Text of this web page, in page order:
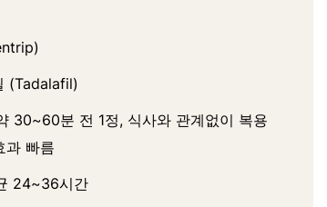
(Tadalafil)
30~60분 전 1정, 식사와 관계없이 복용
과 빠름
24~36시간